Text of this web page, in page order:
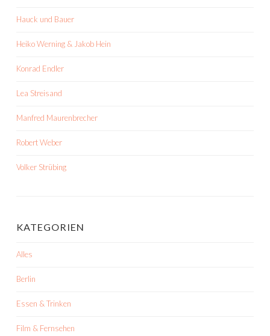
Hauck und Bauer
Heiko Werning & Jakob Hein
Konrad Endler
Lea Streisand
Manfred Maurenbrecher
Robert Weber
Volker Strübing
KATEGORIEN
Alles
Berlin
Essen & Trinken
Film & Fernsehen